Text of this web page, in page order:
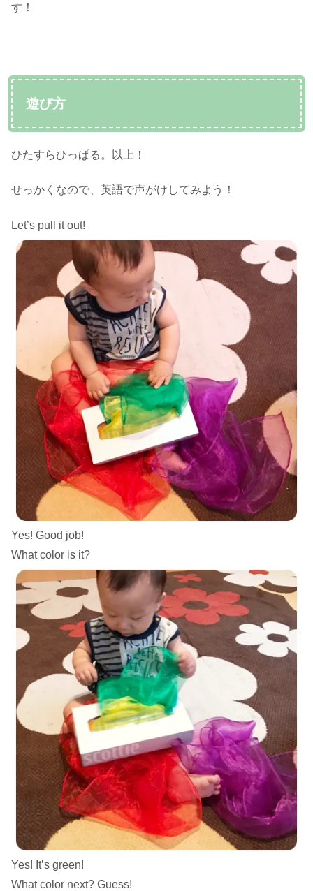
す！
遊び方
ひたすらひっぱる。以上！
せっかくなので、英語で声がけしてみよう！
Let’s pull it out!
Yes! Good job!
What color is it?
Yes! It’s green!
What color next? Guess!